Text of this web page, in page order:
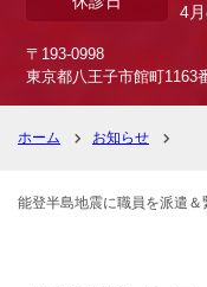
4
〒193-0998
東京都八王子市館町1163
ホーム お知らせ
能登半島地震に職員を派遣